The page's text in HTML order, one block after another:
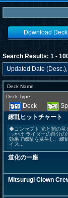
Download
Search Results: 1 -
Deck Name
Deck Type
Deck
繚乱ヒットチャート
◆コンセプト 光と闇の竜
っかけ ライダーの自分
効果で繚乱を蘇生し、繚
イス...
道化の一座
Mitsurugi Clown